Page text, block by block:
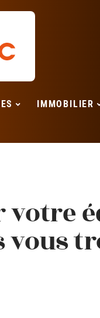
IMMOBILIER
votre
vous